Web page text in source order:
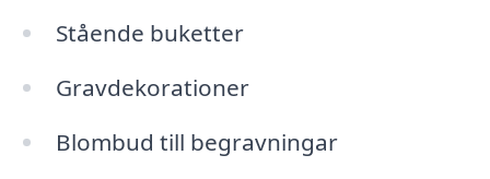
Stående buketter
Gravdekorationer
Blombud till begravningar